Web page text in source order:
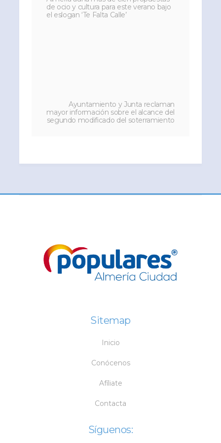
de ocio y cultura para este verano bajo
el eslogan ‘Te Falta Calle’
Ayuntamiento y Junta reclaman
mayor información sobre el alcance del
segundo modificado del soterramiento
Sitemap
Inicio
Conócenos
Afíliate
Contacta
Síguenos: